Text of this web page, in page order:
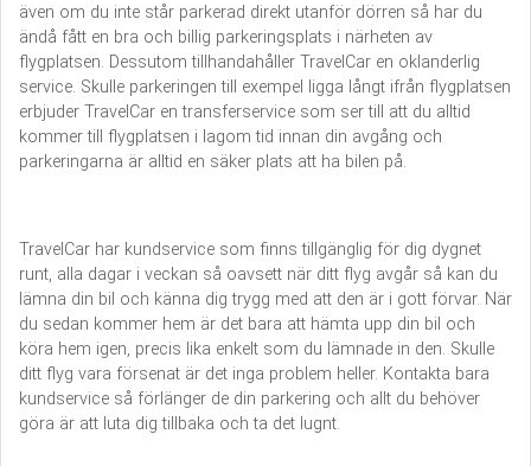
även om du inte står parkerad direkt utanför dörren så har du
ändå fått en bra och billig parkeringsplats i närheten av
flygplatsen. Dessutom tillhandahåller TravelCar en oklanderlig
service. Skulle parkeringen till exempel ligga långt ifrån flygplatsen
erbjuder TravelCar en transferservice som ser till att du alltid
kommer till flygplatsen i lagom tid innan din avgång och
parkeringarna är alltid en säker plats att ha bilen på.
TravelCar har kundservice som finns tillgänglig för dig dygnet
runt, alla dagar i veckan så oavsett när ditt flyg avgår så kan du
lämna din bil och känna dig trygg med att den är i gott förvar. När
du sedan kommer hem är det bara att hämta upp din bil och
köra hem igen, precis lika enkelt som du lämnade in den. Skulle
ditt flyg vara försenat är det inga problem heller. Kontakta bara
kundservice så förlänger de din parkering och allt du behöver
göra är att luta dig tillbaka och ta det lugnt.